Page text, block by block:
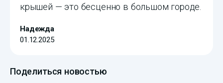
крышей — это бесценно в большом городе.
Надежда
01.12.2025
Поделиться новостью